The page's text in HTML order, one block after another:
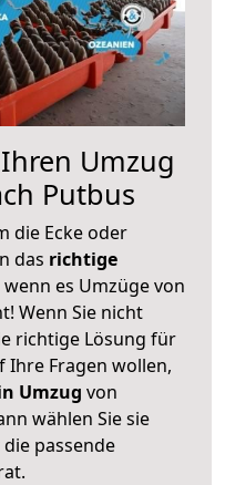
Umzug
Putbus
die Ecke oder
das richtige
es Umzüge von
Wenn Sie nicht
richtige Lösung für
Ihre Fragen wollen,
Umzug von
wählen Sie sie
passende